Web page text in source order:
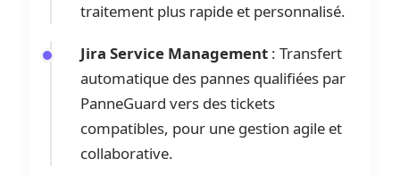
traitement plus rapide et personnalisé.
Jira Service Management : Transfert
automatique des pannes qualifiées par
PanneGuard vers des tickets
compatibles, pour une gestion agile et
collaborative.